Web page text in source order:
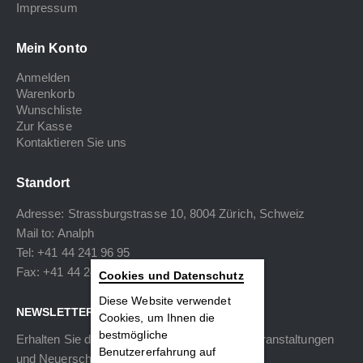
Impressum
Mein Konto
Anmelden
Warenkorb
Wunschliste
Zur Kasse
Kontaktieren Sie uns
Standort
Adresse: Strassburgstrasse 10, 8004 Zürich, Schweiz
Mail to: Analph
Tel: +41 44 241 96 95
Fax: +41 44 240 34 40
NEWSLETTER
Erhalten Sie die neuesten Informationen zu Veranstaltungen
und Neuerscheinungen.
Cookies und Datenschutz
Diese Website verwendet
Cookies, um Ihnen die
bestmögliche
Benutzererfahrung auf